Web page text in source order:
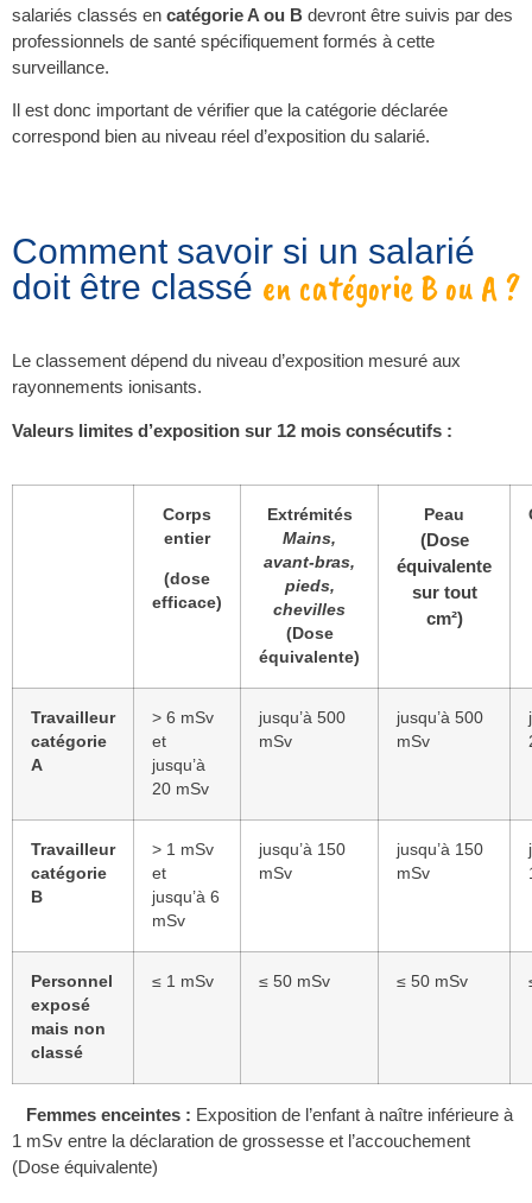
salariés classés en catégorie A ou B devront être suivis par des
professionnels de santé spécifiquement formés à cette
surveillance.
Il est donc important de vérifier que la catégorie déclarée
correspond bien au niveau réel d’exposition du salarié.
Comment savoir si un salarié
doit être classé en catégorie B ou A ?
Le classement dépend du niveau d’exposition mesuré aux
rayonnements ionisants.
Valeurs limites d’exposition sur 12 mois consécutifs :
Corps
entier
(dose
efficace)
Extrémités
Mains,
avant-bras,
pieds,
chevilles
(Dose
équivalente)
Peau
(Dose
équivalente
sur tout
cm²)
Travailleur
catégorie
A
> 6 mSv
et
jusqu’à
20 mSv
jusqu’à 500
mSv
jusqu’à 500
mSv
Travailleur
catégorie
B
> 1 mSv
et
jusqu’à 6
mSv
jusqu’à 150
mSv
jusqu’à 150
mSv
Personnel
exposé
mais non
classé
≤ 1 mSv ≤ 50 mSv ≤ 50 mSv
Femmes enceintes : Exposition de l’enfant à naître inférieure à
1 mSv entre la déclaration de grossesse et l’accouchement
(Dose équivalente)